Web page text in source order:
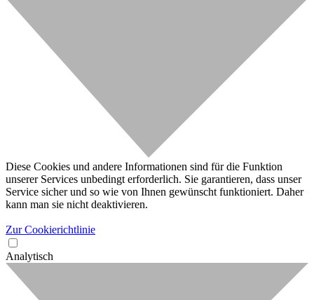
Diese Cookies und andere Informationen sind für die Funktion
unserer Services unbedingt erforderlich. Sie garantieren, dass unser
Service sicher und so wie von Ihnen gewünscht funktioniert. Daher
kann man sie nicht deaktivieren.
Zur Cookierichtlinie
Analytisch